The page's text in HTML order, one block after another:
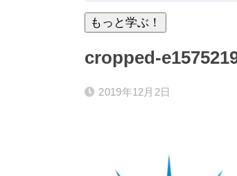
cropped-
2019年12月2日